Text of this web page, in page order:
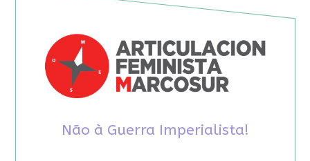
Não à Guerra Imperialista!